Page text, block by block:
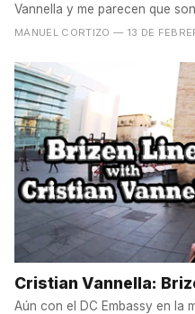
Vannella y me parecen que
que...
MANUEL CORTIZO — 13 DE
Cristian Vannella:
Aún con el DC Embassy en la